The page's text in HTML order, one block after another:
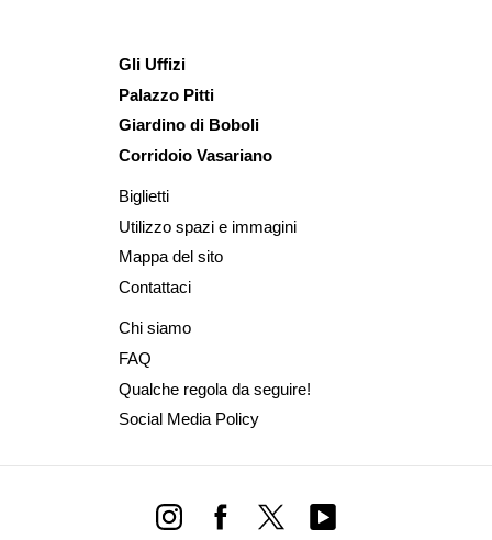
Gli Uffizi
Palazzo Pitti
Giardino di Boboli
Corridoio Vasariano
Biglietti
Utilizzo spazi e immagini
Mappa del sito
Contattaci
Chi siamo
FAQ
Qualche regola da seguire!
Social Media Policy